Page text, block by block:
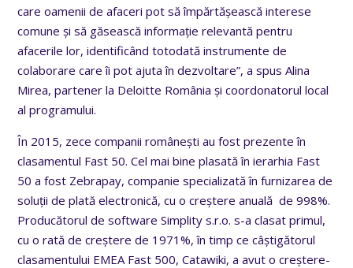
care oamenii de afaceri pot să împărtășească interese
comune și să găsească informație relevantă pentru
afacerile lor, identificând totodată instrumente de
colaborare care îi pot ajuta în dezvoltare”, a spus Alina
Mirea, partener la Deloitte România și coordonatorul local
al programului.
În 2015, zece companii românești au fost prezente în
clasamentul Fast 50. Cel mai bine plasată în ierarhia Fast
50 a fost Zebrapay, companie specializată în furnizarea de
soluții de plată electronică, cu o creștere anuală de 998%.
Producătorul de software Simplity s.r.o. s-a clasat primul,
cu o rată de creștere de 1971%, în timp ce câștigătorul
clasamentului EMEA Fast 500, Catawiki, a avut o creștere-